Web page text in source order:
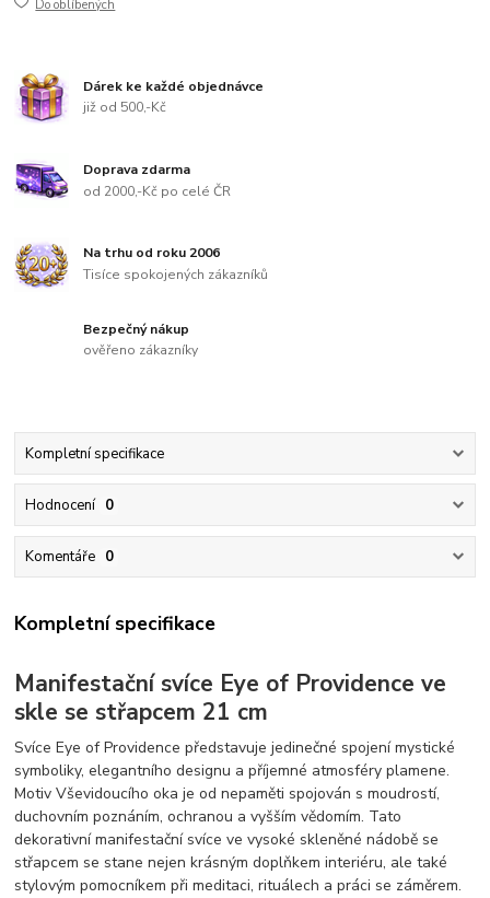
Do oblíbených
Dárek ke každé objednávce
již od 500,-Kč
Doprava zdarma
od 2000,-Kč po celé ČR
Na trhu od roku 2006
Tisíce spokojených zákazníků
Bezpečný nákup
ověřeno zákazníky
Kompletní specifikace
Hodnocení 0
Komentáře 0
Kompletní specifikace
Manifestační svíce Eye of Providence ve
skle se střapcem 21 cm
Svíce Eye of Providence představuje jedinečné spojení mystické
symboliky, elegantního designu a příjemné atmosféry plamene.
Motiv Vševidoucího oka je od nepaměti spojován s moudrostí,
duchovním poznáním, ochranou a vyšším vědomím. Tato
dekorativní manifestační svíce ve vysoké skleněné nádobě se
střapcem se stane nejen krásným doplňkem interiéru, ale také
stylovým pomocníkem při meditaci, rituálech a práci se záměrem.